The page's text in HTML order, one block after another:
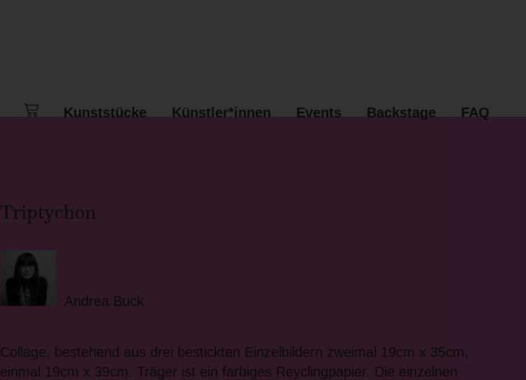
Kunststücke Künstler*innen Events Backstage FAQ
Triptychon
Andrea Buck
Collage, bestehend aus drei bestickten Einzelbildern zweimal 19cm x 35cm,
einmal 19cm x 39cm. Träger ist ein farbiges Reyclingpapier. Die einzelnen